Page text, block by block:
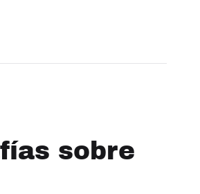
sobre